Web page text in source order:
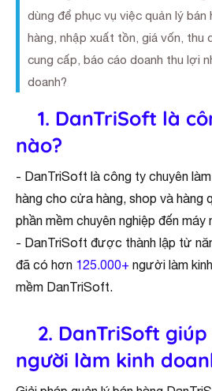
dùng để phục vụ việc quản lý bán
hàng, nhập xuất tồn, giá vốn, thu
cung cấp, báo cáo doanh thu lợi
doanh?
1. DanTriSoft là
nào?
- DanTriSoft là công ty chuyên
hàng cho cửa hàng, shop và hàng
phần mềm chuyên nghiệp đến
- DanTriSoft được thành lập từ
đã có hơn 125.000+ người làm
mềm DanTriSoft.
2. DanTriSoft
người làm kinh